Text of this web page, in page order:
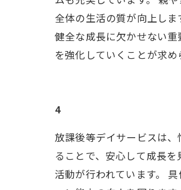
全体の生活の質が向上し
健全な成長に欠かせない
を強化していくことが求め
4
放課後等デイサービスは
ることで、安心して成長
活動が行われています。